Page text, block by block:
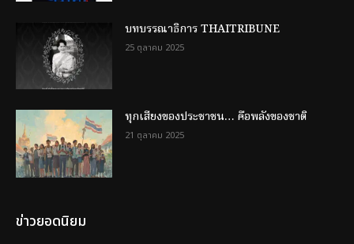
บทบรรณาธิการ THAITRIBUNE
25 ตุลาคม 2025
ทุกเสียงของประชาชน… คือพลังของชาติ
21 ตุลาคม 2025
ข่าวยอดนิยม